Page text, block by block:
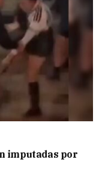
imputadas por